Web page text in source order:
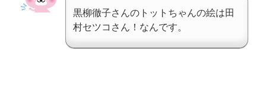
黒柳徹子さんのトットちゃんの絵は田
村セツコさん！なんです。